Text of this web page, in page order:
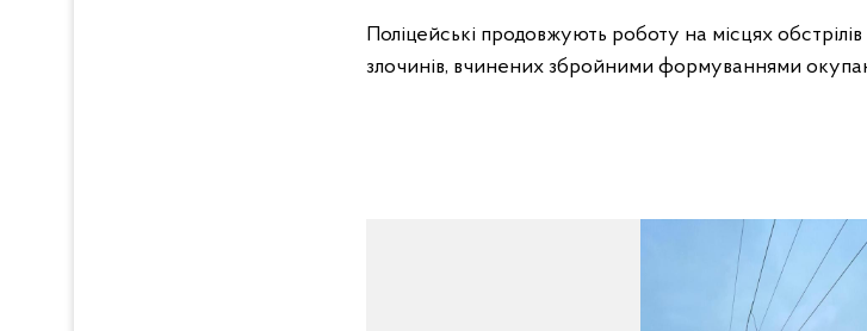
Поліцейські продовжують роботу на місцях
злочинів, вчинених збройними формуваннями